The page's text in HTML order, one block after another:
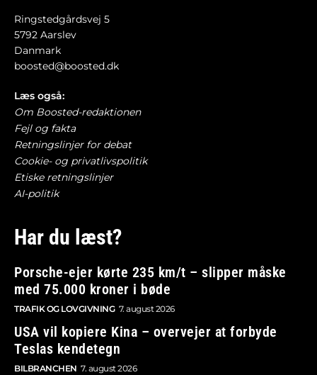
Ringstedgårdsvej 5
5792 Aarslev
Danmark
boosted@boosted.dk
Læs også:
Om Boosted-redaktionen
Fejl og fakta
Retningslinjer for debat
Cookie- og privatlivspolitik
Etiske retningslinjer
AI-politik
Har du læst?
Porsche-ejer kørte 235 km/t – slipper måske
med 75.000 kroner i bøde
TRAFIK OG LOVGIVNING 7. august 2026
USA vil kopiere Kina – overvejer at forbyde
Teslas kendetegn
BILBRANCHEN 7. august 2026